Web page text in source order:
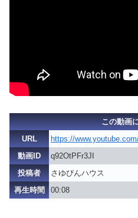
この動画
URL
https://
動画ID
q92OtPFr3JI
投稿者
さゆぴんハウス
再生時間
00:08